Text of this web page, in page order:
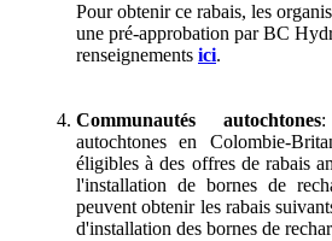
Pour obtenir ce rabais, les
une pré-approbation par BC
renseignements ici.
Communautés autochtones:
autochtones en Colombie-
éligibles à des offres de rabais
l'installation de bornes de
peuvent obtenir les rabais
d'installation des bornes de